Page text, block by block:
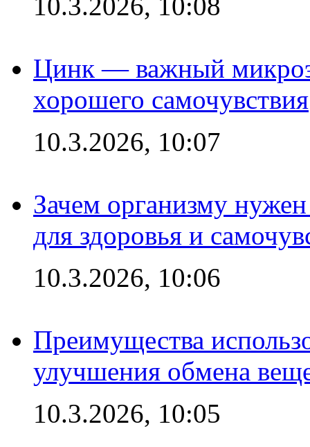
Цинк — важный
хорошего самочувствия
10.3.2026, 10:07
Зачем организму
для здоровья и
10.3.2026, 10:06
Преимущества
улучшения обмена
10.3.2026, 10:05